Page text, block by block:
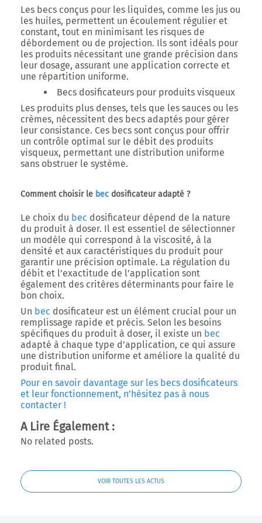
Les becs conçus pour les liquides, comme les jus ou
les huiles, permettent un écoulement régulier et
constant, tout en minimisant les risques de
débordement ou de projection. Ils sont idéals pour
les produits nécessitant une grande précision dans
leur dosage, assurant une application correcte et
une répartition uniforme.
Becs dosificateurs pour produits visqueux
Les produits plus denses, tels que les sauces ou les
crèmes, nécessitent des becs adaptés pour gérer
leur consistance. Ces becs sont conçus pour offrir
un contrôle optimal sur le débit des produits
visqueux, permettant une distribution uniforme
sans obstruer le système.
Comment choisir le bec dosificateur adapté ?
Le choix du bec dosificateur dépend de la nature
du produit à doser. Il est essentiel de sélectionner
un modèle qui correspond à la viscosité, à la
densité et aux caractéristiques du produit pour
garantir une précision optimale. La régulation du
débit et l’exactitude de l’application sont
également des critères déterminants pour faire le
bon choix.
Un bec dosificateur est un élément crucial pour un
remplissage rapide et précis. Selon les besoins
spécifiques du produit à doser, il existe un bec
adapté à chaque type d’application, ce qui assure
une distribution uniforme et améliore la qualité du
produit final.
Pour en savoir davantage sur les becs dosificateurs
et leur fonctionnement, n’hésitez pas à nous
contacter !
A Lire Également :
No related posts.
VOIR TOUTES LES ACTUS